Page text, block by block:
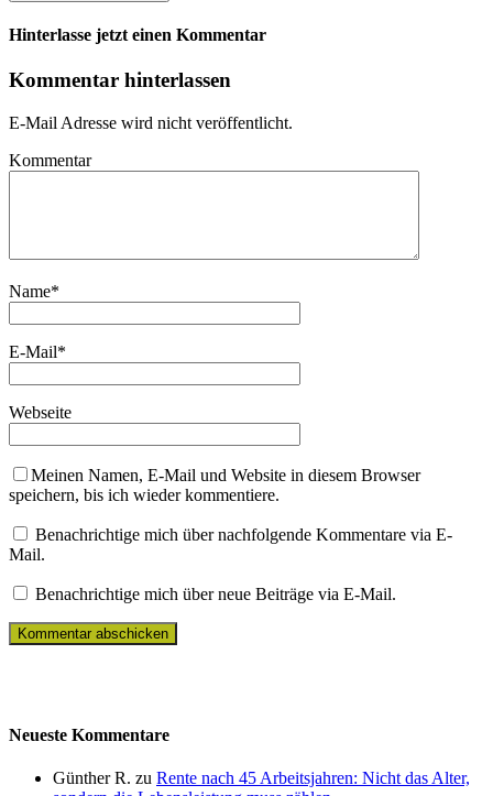
Hinterlasse jetzt einen Kommentar
Kommentar hinterlassen
E-Mail Adresse wird nicht veröffentlicht.
Kommentar
Name*
E-Mail*
Webseite
Meinen Namen, E-Mail und Website in diesem Browser
speichern, bis ich wieder kommentiere.
Benachrichtige mich über nachfolgende Kommentare via E-
Mail.
Benachrichtige mich über neue Beiträge via E-Mail.
Neueste Kommentare
Günther R. zu Rente nach 45 Arbeitsjahren: Nicht das Alter,